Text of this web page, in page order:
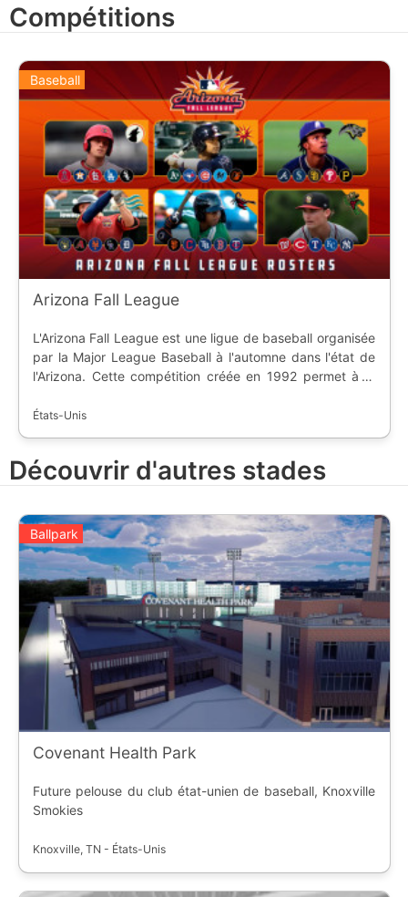
Compétitions
Baseball
Arizona Fall League
L'Arizona Fall League est une ligue de baseball organisée
par la Major League Baseball à l'automne dans l'état de
l'Arizona. Cette compétition créée en 1992 permet à la
prospects des ligues mineures.
États-Unis
Découvrir d'autres stades
Ballpark
Covenant Health Park
Future pelouse du club état-unien de baseball, Knoxville
Smokies
Knoxville, TN - États-Unis